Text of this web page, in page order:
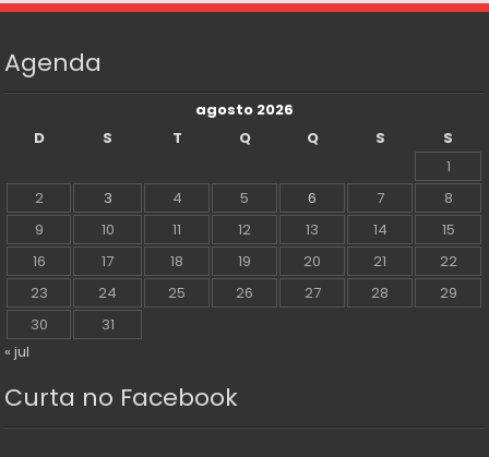
Agenda
agosto 2026
D
S T Q Q S
S
1
2
3 4 5 6 7
8
9
10 11 12 13 14
15
16
17 18 19 20 21
22
23
24 25 26 27 28
29
30
31
« jul
Curta no Facebook